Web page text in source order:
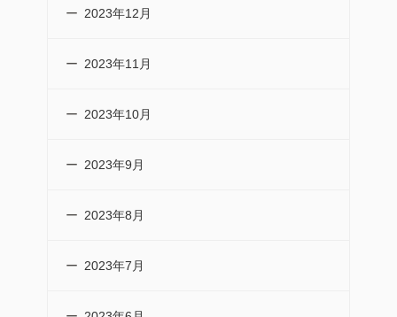
2023年12月
2023年11月
2023年10月
2023年9月
2023年8月
2023年7月